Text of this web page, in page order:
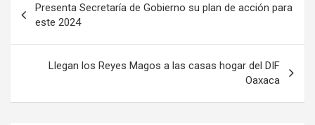
de
entradas
Presenta Secretaría de Gobierno su plan de acción para
este 2024
Llegan los Reyes Magos a las casas hogar del DIF
Oaxaca